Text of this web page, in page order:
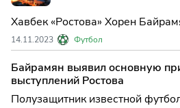
Хавбек «Ростова» Хорен
задачах клуба на оставшуюся
«Вы видите, на каком мы месте.
лучшего. Будем работать,
начала надо выполнить задачу
в том г
14.11.2023 Футбол
Байрамян выявил основную
выступлений Ростова
Полузащитник известной